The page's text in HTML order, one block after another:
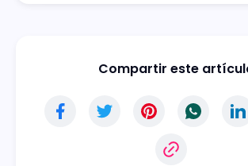
Compartir este